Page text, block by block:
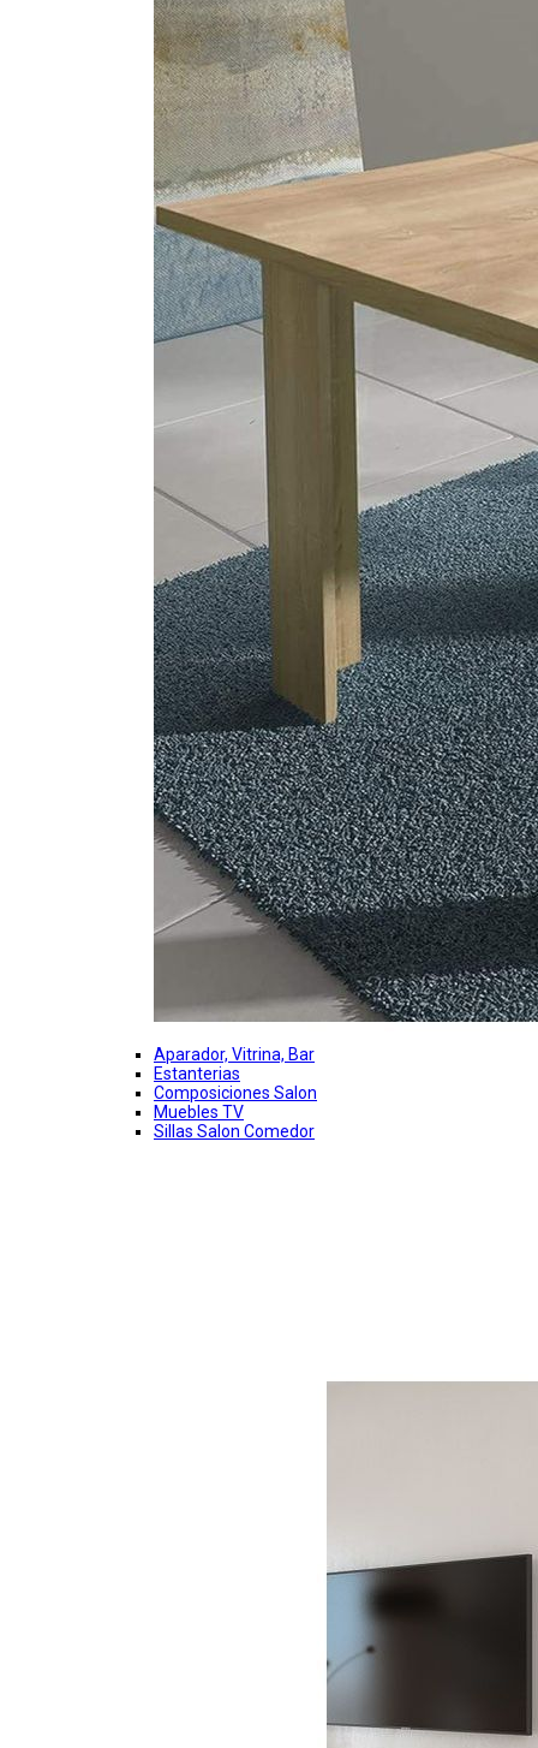
Aparador, Vitrina, Bar
Estanterias
Composiciones Salon
Muebles TV
Sillas Salon Comedor